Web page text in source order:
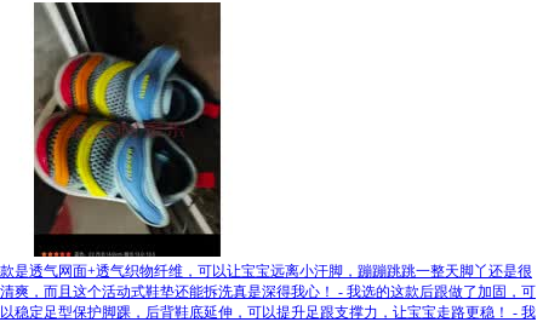
款是透气网面+透气织物纤维，可以让宝宝远离小汗脚，蹦蹦跳跳一整天脚丫还是很
清爽，而且这个活动式鞋垫还能拆洗真是深得我心！ - 我选的这款后跟做了加固，可
以稳定足型保护脚踝，后背鞋底延伸，可以提升足跟支撑力，让宝宝走路更稳！ - 我